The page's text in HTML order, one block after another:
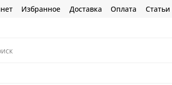
Избранное Доставка Оплата Статьи